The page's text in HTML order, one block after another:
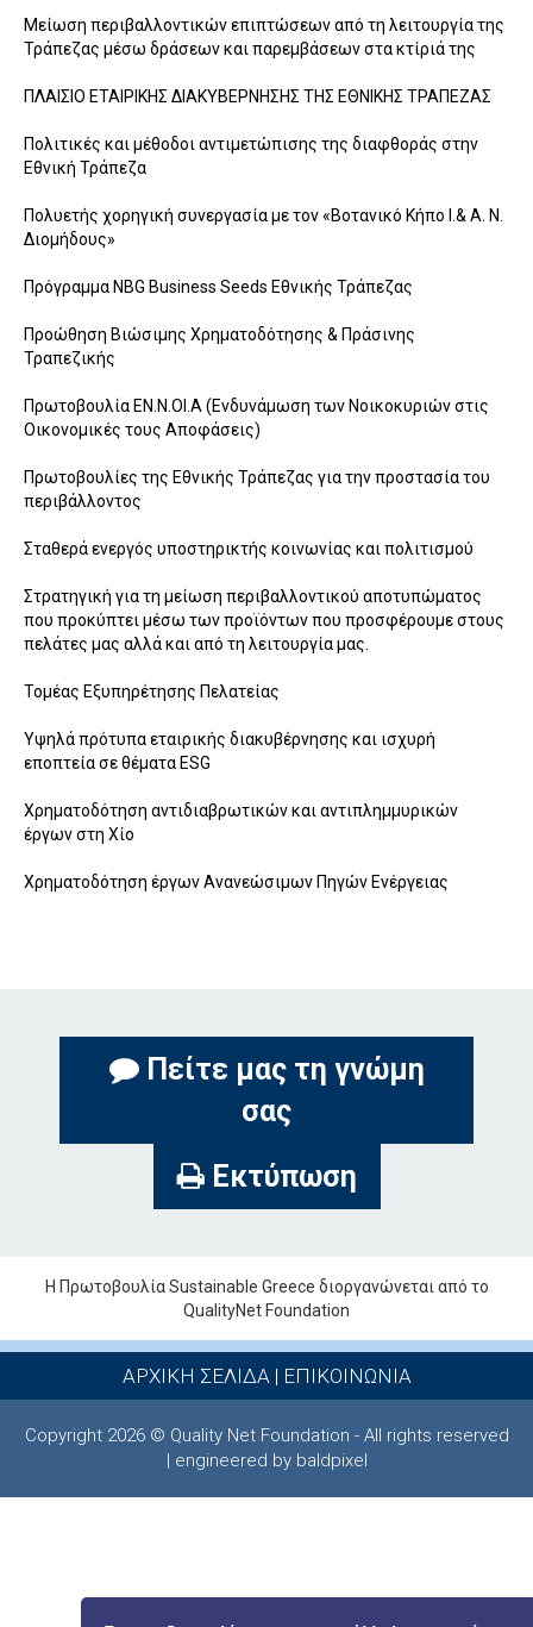
Μείωση περιβαλλοντικών επιπτώσεων από τη λειτουργία της
Τράπεζας μέσω δράσεων και παρεμβάσεων στα κτίριά της
ΠΛΑΙΣΙΟ ΕΤΑΙΡΙΚΗΣ ΔΙΑΚΥΒΕΡΝΗΣΗΣ ΤΗΣ ΕΘΝΙΚΗΣ ΤΡΑΠΕΖΑΣ
Πολιτικές και μέθοδοι αντιμετώπισης της διαφθοράς στην
Εθνική Τράπεζα
Πολυετής χορηγική συνεργασία με τον «Βοτανικό Κήπο Ι.& Α. Ν.
Διομήδους»
Πρόγραμμα NBG Business Seeds Εθνικής Τράπεζας
Προώθηση Βιώσιμης Χρηματοδότησης & Πράσινης
Τραπεζικής
Πρωτοβουλία ΕΝ.Ν.ΟΙ.Α (Ενδυνάμωση των Νοικοκυριών στις
Οικονομικές τους Αποφάσεις)
Πρωτοβουλίες της Εθνικής Τράπεζας για την προστασία του
περιβάλλοντος
Σταθερά ενεργός υποστηρικτής κοινωνίας και πολιτισμού
Στρατηγική για τη μείωση περιβαλλοντικού αποτυπώματος
που προκύπτει μέσω των προϊόντων που προσφέρουμε στους
πελάτες μας αλλά και από τη λειτουργία μας.
Τομέας Εξυπηρέτησης Πελατείας
Υψηλά πρότυπα εταιρικής διακυβέρνησης και ισχυρή
εποπτεία σε θέματα ESG
Χρηματοδότηση αντιδιαβρωτικών και αντιπλημμυρικών
έργων στη Χίο
Χρηματοδότηση έργων Ανανεώσιμων Πηγών Ενέργειας
Πείτε μας τη γνώμη
σας
Εκτύπωση
Η Πρωτοβουλία Sustainable Greece διοργανώνεται από το
QualityNet Foundation
ΑΡΧΙΚΗ ΣΕΛΙΔΑ| ΕΠΙΚΟΙΝΩΝΙΑ
Copyright 2026 © Quality Net Foundation - All rights reserved
| engineered by baldpixel